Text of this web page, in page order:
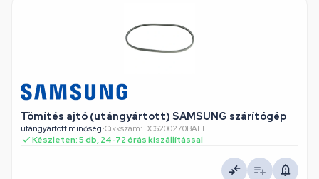
Tömítés ajtó (utángyártott) SAMSUNG szárítógép
utángyártott minőség•Cikkszám: DC6200270BALT
Készleten: 5 db, 24-72 órás kiszállítással